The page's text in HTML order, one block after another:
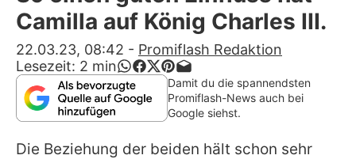
Alle Themen auf Promiflash
App runterladen
Team
Redaktionelle Richtlinien
Camilla auf König Charles III.
22.03.23, 08:42 - Promiflash Redaktion
Lesezeit: 2 min
Damit du die spannendsten
Promiflash-News auch bei
Google siehst.
Die Beziehung der beiden hält schon sehr